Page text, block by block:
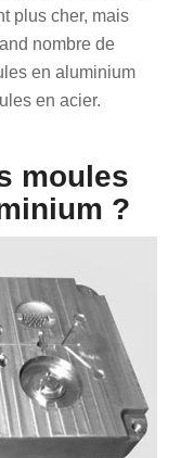
plus cher, mais
nombre de
en aluminium
en acier.
moules
?